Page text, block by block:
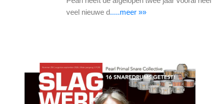
veel nieuwe d.....meer »»